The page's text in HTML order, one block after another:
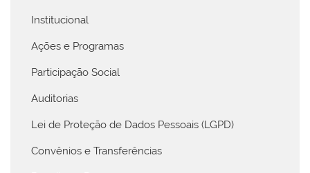
Institucional
Ações e Programas
Participação Social
Auditorias
Lei de Proteção de Dados Pessoais (LGPD)
Convênios e Transferências